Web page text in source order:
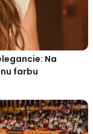
Na
farbu